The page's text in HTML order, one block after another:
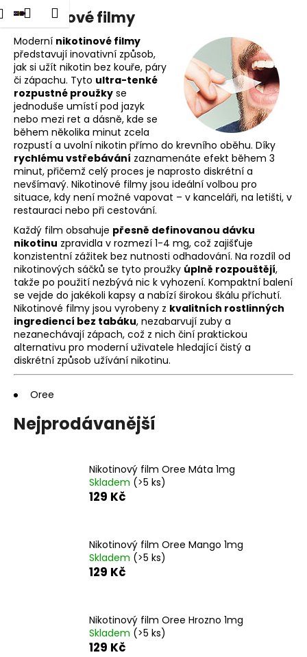
Přejít
na
obsah
Přihlášení
Nákupní
košík
Menu
Nikotinové filmy
Moderní nikotinové filmy
představují inovativní způsob,
jak si užít nikotin bez kouře, páry
či zápachu. Tyto ultra-tenké
rozpustné proužky se
jednoduše umístí pod jazyk
nebo mezi ret a dásně, kde se
během několika minut zcela
rozpustí a uvolní nikotin přímo do krevního oběhu. Díky
rychlému vstřebávání zaznamenáte efekt během 3
minut, přičemž celý proces je naprosto diskrétní a
nevšímavý. Nikotinové filmy jsou ideální volbou pro
situace, kdy není možné vapovat – v kanceláři, na letišti, v
restauraci nebo při cestování.
Každý film obsahuje přesně definovanou dávku
nikotinu zpravidla v rozmezí 1-4 mg, což zajišťuje
konzistentní zážitek bez nutnosti odhadování. Na rozdíl od
nikotinových sáčků se tyto proužky úplně rozpouštějí,
takže po použití nezbývá nic k vyhození. Kompaktní balení
se vejde do jakékoli kapsy a nabízí širokou škálu příchutí.
Nikotinové filmy jsou vyrobeny z kvalitních rostlinných
ingrediencí bez tabáku, nezabarvují zuby a
nezanechávají zápach, což z nich činí praktickou
alternativu pro moderní uživatele hledající čistý a
diskrétní způsob užívání nikotinu.
Oree
Nejprodávanější
Nikotinový film Oree Máta 1mg
Skladem (>5 ks)
129 Kč
Nikotinový film Oree Mango 1mg
Skladem (>5 ks)
129 Kč
Nikotinový film Oree Hrozno 1mg
Skladem (>5 ks)
129 Kč
K
o Zpět
Zpět
C
o
p
o
t
ř
e
b
u
j
e
t
e
n
a
j
í
t
?
HLEDAT